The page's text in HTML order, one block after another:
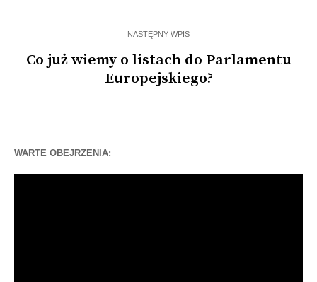
NASTĘPNY WPIS
Co już wiemy o listach do Parlamentu
Europejskiego?
WARTE OBEJRZENIA: